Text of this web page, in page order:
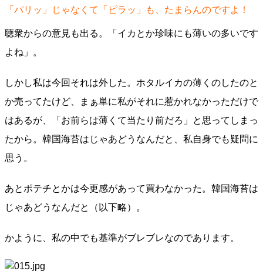
「パリッ」じゃなくて「ピラッ」も、たまらんのですよ！
聴衆からの意見も出る。「イカとか珍味にも薄いの多いです
よね」。
しかし私は今回それは外した。ホタルイカの薄くのしたのと
か売ってたけど、まぁ単に私がそれに惹かれなかっただけで
はあるが、「お前らは薄くて当たり前だろ」と思ってしまっ
たから。韓国海苔はじゃあどうなんだと、私自身でも疑問に
思う。
あとポテチとかは今更感があって買わなかった。韓国海苔は
じゃあどうなんだと（以下略）。
かように、私の中でも基準がブレブレなのであります。